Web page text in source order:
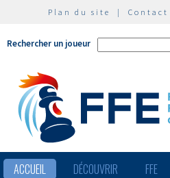
Plan du site | Contact
Rechercher un joueur
ACCUEIL DÉCOUVRIR FFE